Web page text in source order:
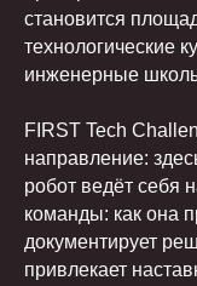
становится
технологические
инженерные
FIRST Tech
направление:
робот ведёт себя
команды: как она
документирует
привлекает